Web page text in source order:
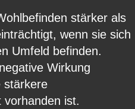
stärker als
wenn sie sich
Umfeld befinden.
Wirkung
stärkere
vorhanden ist.